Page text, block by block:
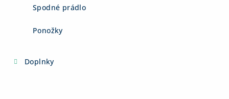
Spodné prádlo
Ponožky
Doplnky